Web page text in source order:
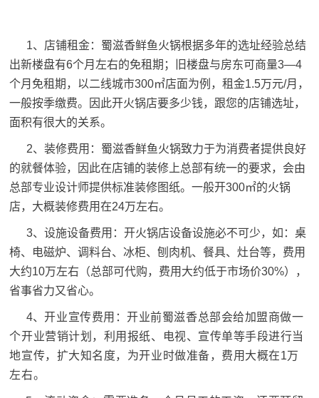
1、店铺租金：蜀滋香鲜鱼火锅根据多年的选址经验总结
出新楼盘有6个月左右的免租期；旧楼盘与房东可商量3—4
个月免租期，以二线城市300㎡店面为例，租金1.5万元/月，
一般按季缴费。因此开火锅店要多少钱，跟您的店铺选址，
面积有很大的关系。
2、装修费用：蜀滋香鲜鱼火锅致力于为消费者提供良好
的就餐体验，因此在店铺的装修上总部有统一的要求，会由
总部专业设计师提供标准装修图纸。一般开300㎡的火锅
店，大概装修费用在24万左右。
3、设施设备费用：开火锅店设备设施必不可少，如：桌
椅、电磁炉、调料台、冰柜、刨肉机、餐具、灶台等，费用
大约10万左右（总部可代购，费用大约低于市场价30%），
省事省力又省心。
4、开业宣传费用：开业前蜀滋香总部会给加盟商做一
个开业营销计划，利用报纸、电视、宣传单等手段进行当
地宣传，扩大知名度，为开业时做准备，费用大概在1万
左右。